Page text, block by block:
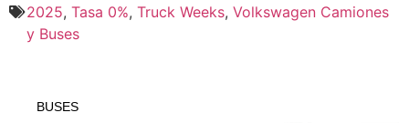
2025, Tasa 0%, Truck Weeks, Volkswagen Camiones
y Buses
BUSES